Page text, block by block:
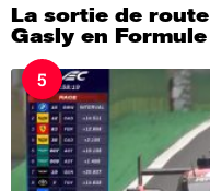
La sortie de
Gasly en Formule
5